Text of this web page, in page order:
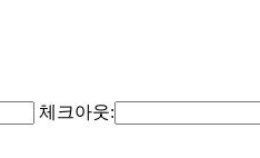
체크아웃: